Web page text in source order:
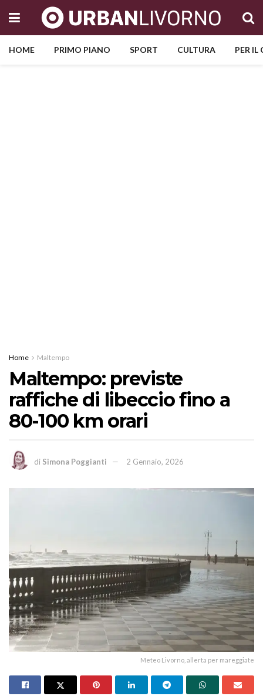
HOME PRIMO PIANO SPORT CULTURA PER
Home Maltempo
Maltempo: previste
raffiche di libeccio fino a
80-100 km orari
di Simona Poggianti 2 Gennaio, 2026
Meteo Livorno, allerta per mareggiate